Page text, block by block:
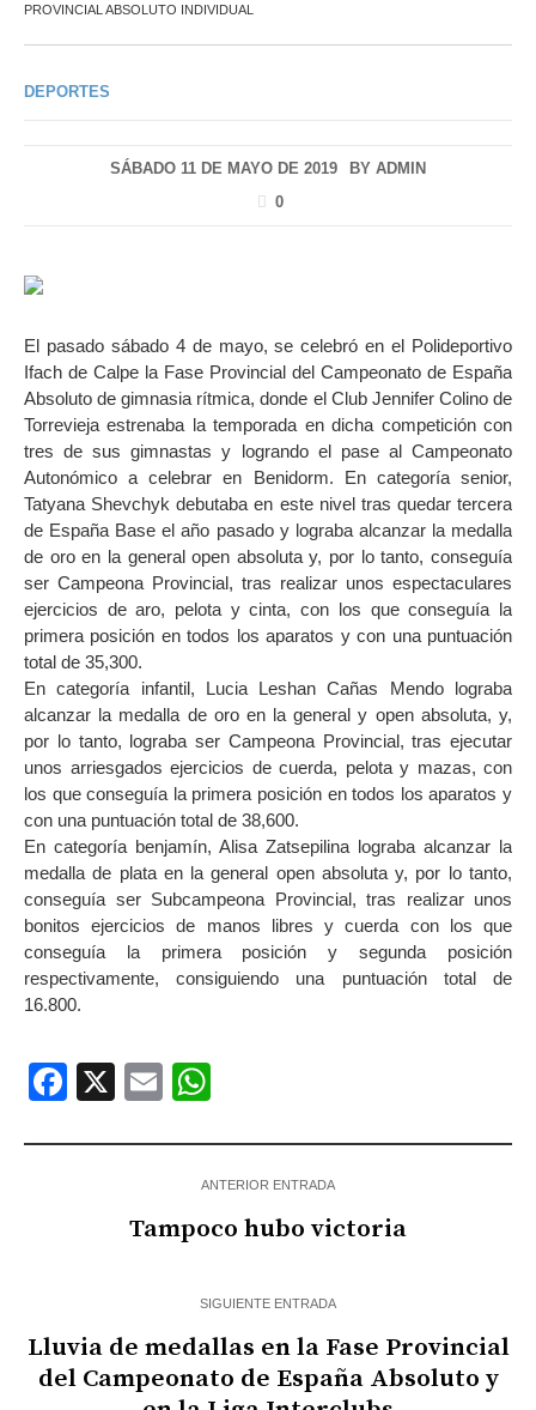
PROVINCIAL ABSOLUTO INDIVIDUAL
DEPORTES
SÁBADO 11 DE MAYO DE 2019 BY ADMIN
0
El pasado sábado 4 de mayo, se celebró en el Polideportivo
Ifach de Calpe la Fase Provincial del Campeonato de España
Absoluto de gimnasia rítmica, donde el Club Jennifer Colino de
Torrevieja estrenaba la temporada en dicha competición con
tres de sus gimnastas y logrando el pase al Campeonato
Autonómico a celebrar en Benidorm. En categoría senior,
Tatyana Shevchyk debutaba en este nivel tras quedar tercera
de España Base el año pasado y lograba alcanzar la medalla
de oro en la general open absoluta y, por lo tanto, conseguía
ser Campeona Provincial, tras realizar unos espectaculares
ejercicios de aro, pelota y cinta, con los que conseguía la
primera posición en todos los aparatos y con una puntuación
total de 35,300.
En categoría infantil, Lucia Leshan Cañas Mendo lograba
alcanzar la medalla de oro en la general y open absoluta, y,
por lo tanto, lograba ser Campeona Provincial, tras ejecutar
unos arriesgados ejercicios de cuerda, pelota y mazas, con
los que conseguía la primera posición en todos los aparatos y
con una puntuación total de 38,600.
En categoría benjamín, Alisa Zatsepilina lograba alcanzar la
medalla de plata en la general open absoluta y, por lo tanto,
conseguía ser Subcampeona Provincial, tras realizar unos
bonitos ejercicios de manos libres y cuerda con los que
conseguía la primera posición y segunda posición
respectivamente, consiguiendo una puntuación total de
16.800.
Facebook
X Email
ANTERIOR ENTRADA
Tampoco hubo victoria
SIGUIENTE ENTRADA
Lluvia de medallas en la Fase Provincial
del Campeonato de España Absoluto y